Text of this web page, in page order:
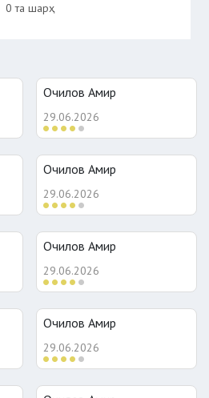
0 та шарҳ
Очилов Амир
29.06.2026
Очилов Амир
29.06.2026
Очилов Амир
29.06.2026
Очилов Амир
29.06.2026